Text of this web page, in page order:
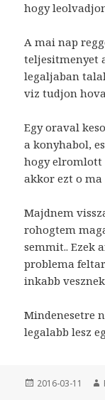
hogy
A mai nap
teljesitmenyet
legaljaban
viz tudjon
Egy oraval
a konyhabol,
hogy elromlott
akkor ezt o
Majdnem
rohogtem
semmit.. Ezek
problema
inkabb
Mindenesetre
legalabb lesz
Közzétéve
2016-03-11